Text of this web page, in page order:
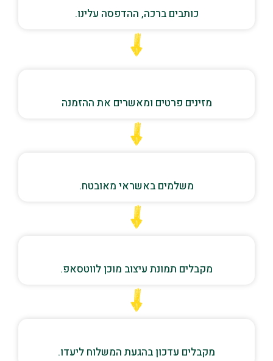
כותבים ברכה, ההדפסה עלינו.
מזינים פרטים ומאשרים את ההזמנה
משלמים באשראי מאובטח.
מקבלים תמונת עיצוב מוכן לווטסאפ.
מקבלים עדכון בהגעת המשלוח ליעדו.